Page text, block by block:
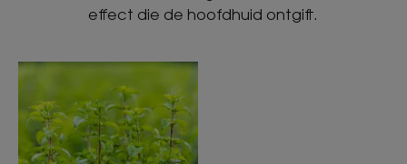
effect die de hoofdhuid ontgift.